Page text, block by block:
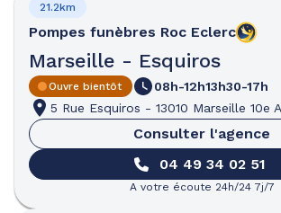
Pompes funèbres Roc Eclerc
Marseille - Esquiros
21.2km
Ouvre bientôt 08h-12h13h30-17h
5 Rue Esquiros - 13010 Marseille 10e
Consulter l'agence
04 49 34 02 51
A votre écoute 24h/24 7j/7